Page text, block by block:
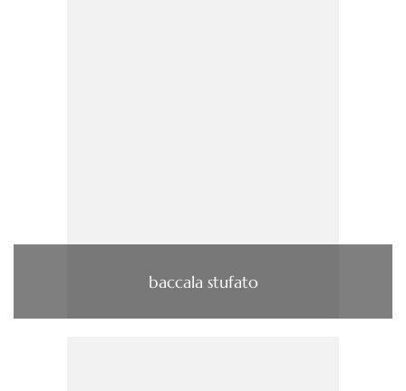
baccala stufato